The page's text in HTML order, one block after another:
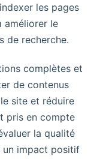
les pages
améliorer le
de recherche.
complètes et
de contenus
site et réduire
pris en compte
la qualité
un impact positif